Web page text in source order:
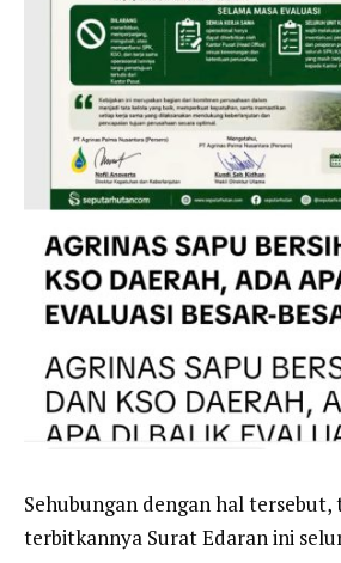
Sehubungan dengan hal
terbitkannya Surat Edaran ini